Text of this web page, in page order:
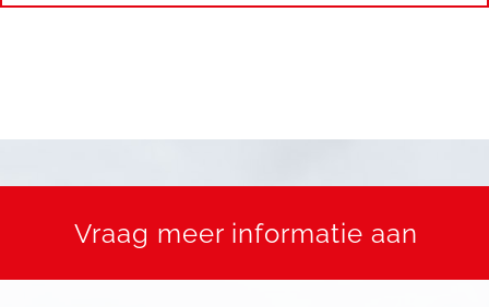
Vraag meer informatie aan